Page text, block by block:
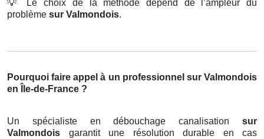
💡
Le choix de la méthode dépend de l’ampleur du
problème sur Valmondois.
Pourquoi faire appel à un professionnel sur Valmondois
en Île-de-France ?
Un spécialiste en débouchage canalisation sur
Valmondois garantit une résolution durable en cas